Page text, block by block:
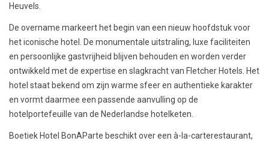
Heuvels.
De overname markeert het begin van een nieuw hoofdstuk voor
het iconische hotel. De monumentale uitstraling, luxe faciliteiten
en persoonlijke gastvrijheid blijven behouden en worden verder
ontwikkeld met de expertise en slagkracht van Fletcher Hotels. Het
hotel staat bekend om zijn warme sfeer en authentieke karakter
en vormt daarmee een passende aanvulling op de
hotelportefeuille van de Nederlandse hotelketen.
Boetiek Hotel BonAParte beschikt over een à-la-carterestaurant,